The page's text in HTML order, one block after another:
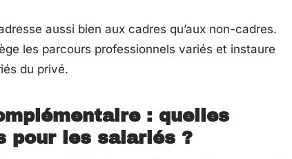
aussi bien aux cadres qu’aux non-cadres.
les parcours professionnels variés et instaure
du privé.
: quelles
pour les salariés ?